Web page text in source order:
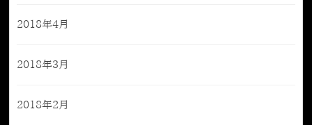
2018年4月
2018年3月
2018年2月